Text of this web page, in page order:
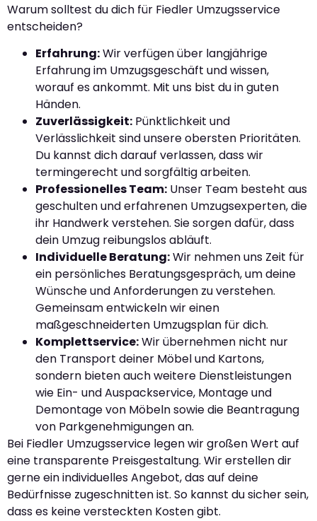
Warum solltest du dich für Fiedler Umzugsservice
entscheiden?
Erfahrung:Wir verfügen über langjährige
Erfahrung im Umzugsgeschäft und wissen,
worauf es ankommt. Mit uns bist du in guten
Händen.
Zuverlässigkeit: Pünktlichkeit und
Verlässlichkeit sind unsere obersten Prioritäten.
Du kannst dich darauf verlassen, dass wir
termingerecht und sorgfältig arbeiten.
Professionelles Team: Unser Team besteht aus
geschulten und erfahrenen Umzugsexperten, die
ihr Handwerk verstehen. Sie sorgen dafür, dass
dein Umzug reibungslos abläuft.
Individuelle Beratung:Wir nehmen uns Zeit für
ein persönliches Beratungsgespräch, um deine
Wünsche und Anforderungen zu verstehen.
Gemeinsam entwickeln wir einen
maßgeschneiderten Umzugsplan für dich.
Komplettservice:Wir übernehmen nicht nur
den Transport deiner Möbel und Kartons,
sondern bieten auch weitere Dienstleistungen
wie Ein- und Auspackservice, Montage und
Demontage von Möbeln sowie die Beantragung
von Parkgenehmigungen an.
Bei Fiedler Umzugsservice legen wir großen Wert auf
eine transparente Preisgestaltung. Wir erstellen dir
gerne ein individuelles Angebot, das auf deine
Bedürfnisse zugeschnitten ist. So kannst du sicher sein,
dass es keine versteckten Kosten gibt.